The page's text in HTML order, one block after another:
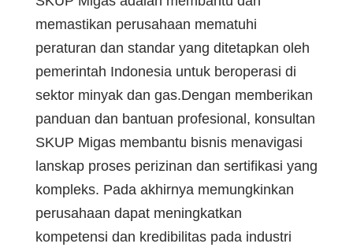
memastikan perusahaan mematuhi
peraturan dan standar yang ditetapkan oleh
pemerintah Indonesia untuk beroperasi di
sektor minyak dan gas.Dengan memberikan
panduan dan bantuan profesional, konsultan
SKUP Migas membantu bisnis menavigasi
lanskap proses perizinan dan sertifikasi yang
kompleks. Pada akhirnya memungkinkan
perusahaan dapat meningkatkan
kompetensi dan kredibilitas pada industri